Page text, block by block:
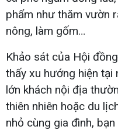
phẩm như thăm vườn
nông, làm gốm…
Khảo sát của Hội
thấy xu hướng hiện tại
lớn khách nội địa
thiên nhiên hoặc du
nhỏ cùng gia đình, bạn